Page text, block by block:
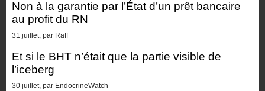
Non à la garantie par l’État d’un prêt bancaire
au profit du RN
31 juillet, par Raff
Et si le BHT n’était que la partie visible de
l’iceberg
30 juillet, par EndocrineWatch